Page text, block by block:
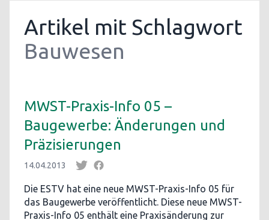
Artikel mit Schlagwort
Bauwesen
MWST-Praxis-Info 05 –
Baugewerbe: Änderungen und
Präzisierungen
14.04.2013
Die ESTV hat eine neue MWST-Praxis-Info 05 für
das Baugewerbe veröffentlicht. Diese neue MWST-
Praxis-Info 05 enthält eine Praxisänderung zur